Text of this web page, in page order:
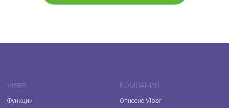
VIBER
Функции
КОМПАНИЯ
Относно Viber